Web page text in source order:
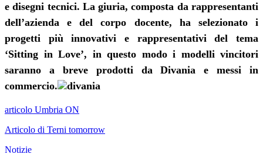
e disegni tecnici. La giuria, composta da rappresentanti
dell’azienda e del corpo docente, ha selezionato i
progetti più innovativi e rappresentativi del tema
‘Sitting in Love’, in questo modo i modelli vincitori
saranno a breve prodotti da Divania e messi in
commercio.
articolo Umbria ON
Articolo di Terni tomorrow
Notizie